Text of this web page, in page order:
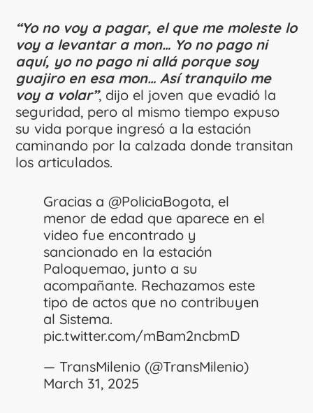
“Yo no voy a pagar, el que me moleste lo
voy a levantar a mon… Yo no pago ni
aquí, yo no pago ni allá porque soy
guajiro en esa mon… Así tranquilo me
voy a volar”, dijo el joven que evadió la
seguridad, pero al mismo tiempo expuso
su vida porque ingresó a la estación
caminando por la calzada donde transitan
los articulados.
Gracias a@PoliciaBogota, el
menor de edad que aparece en el
video fue encontrado y
sancionado en la estación
Paloquemao, junto a su
acompañante. Rechazamos este
tipo de actos que no contribuyen
al Sistema.
pic.twitter.com/mBam2ncbmD
— TransMilenio (@TransMilenio)
March 31, 2025